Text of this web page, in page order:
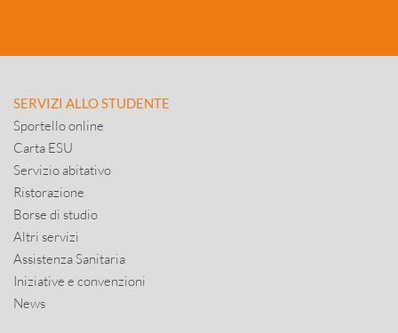
SERVIZI ALLO STUDENTE
Sportello online
Carta ESU
Servizio abitativo
Ristorazione
Borse di studio
Altri servizi
Assistenza Sanitaria
Iniziative e convenzioni
News